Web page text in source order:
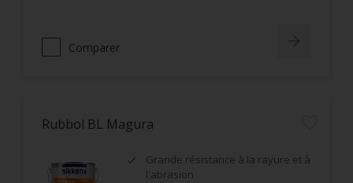
Comparer
Rubbol BL Magura
Grande résistance à la rayure et à
l'abrasion